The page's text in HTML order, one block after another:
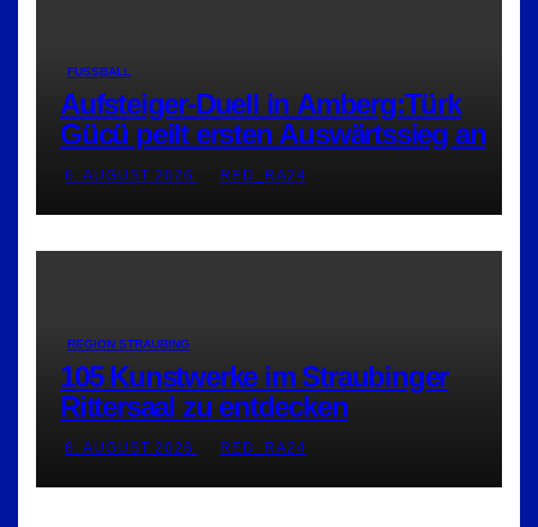
FUSSBALL
Aufsteiger-Duell in Amberg:Türk
Gücü peilt ersten Auswärtssieg an
6. AUGUST 2026 RED_RA24
REGION STRAUBING
105 Kunstwerke im Straubinger
Rittersaal zu entdecken
6. AUGUST 2026 RED_RA24